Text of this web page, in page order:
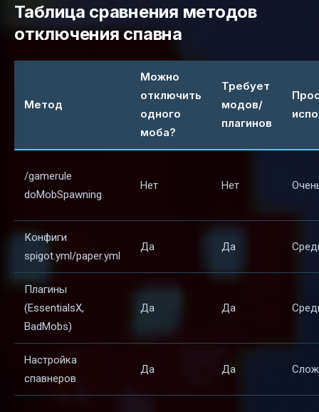
Таблица сравнения методов
отключения спавна
Метод
Можно
отключить
одного
моба?
Требует
модов/
плагинов
/gamerule
doMobSpawning
Нет Нет
Конфиги
spigot.yml/paper.yml
Да Да
Плагины
(EssentialsX,
BadMobs)
Да Да
Настройка
спавнеров
Да Да